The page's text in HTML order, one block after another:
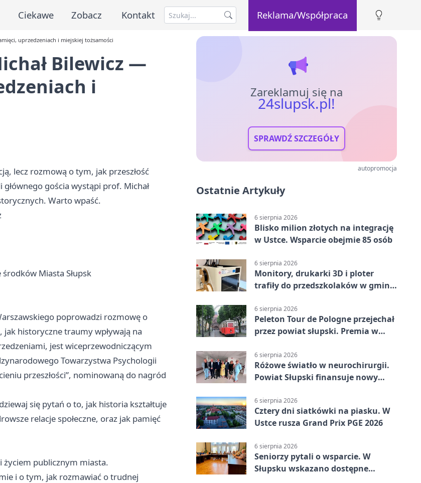
Ciekawe Zobacz Kontakt Reklama/Współpraca
uprzedzeniach i miejskiej tożsamości
Bilewicz —
i
lecz rozmową o tym, jak przeszłość
głównego gościa wystąpi prof. Michał
Warto wpaść.
Miasta Słupsk
poprowadzi rozmowę o
historyczne traumy wpływają na
jest wiceprzewodniczącym
Towarzystwa Psychologii
przeszłości”, nominowaną do nagród
się pytań o to, jak historia kształtuje
relacje społeczne, oraz jak pamięć
życiem publicznym miasta.
i o tym, jak rozmawiać o trudnej
Zareklamuj się na
24slupsk.pl!
SPRAWDŹ SZCZEGÓŁY
autopromocja
Ostatnie Artykuły
6 sierpnia 2026
Blisko milion złotych na integrację
w Ustce. Wsparcie obejmie 85 osób
6 sierpnia 2026
Monitory, drukarki 3D i ploter
trafiły do przedszkolaków w gminie
6 sierpnia 2026
Peleton Tour de Pologne przejechał
przez powiat słupski. Premia w
6 sierpnia 2026
Różowe światło w neurochirurgii.
Powiat Słupski finansuje nowy
6 sierpnia 2026
Cztery dni siatkówki na piasku. W
Ustce rusza Grand Prix PGE 2026
6 sierpnia 2026
Seniorzy pytali o wsparcie. W
Słupsku wskazano dostępne